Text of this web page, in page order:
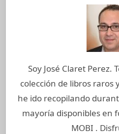
Soy José Claret Perez.
colección de libros raros
he ido recopilando
mayoría disponibles en
MOBI .